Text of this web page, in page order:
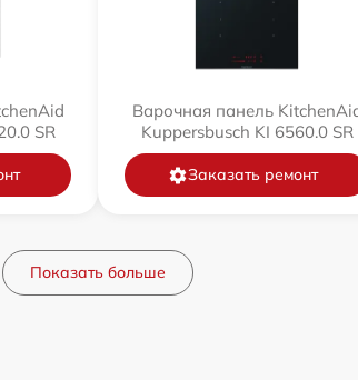
SR
Варочная панель
Kuppersbusch KI 6560.0 SR
Заказать ремонт
Показать больше